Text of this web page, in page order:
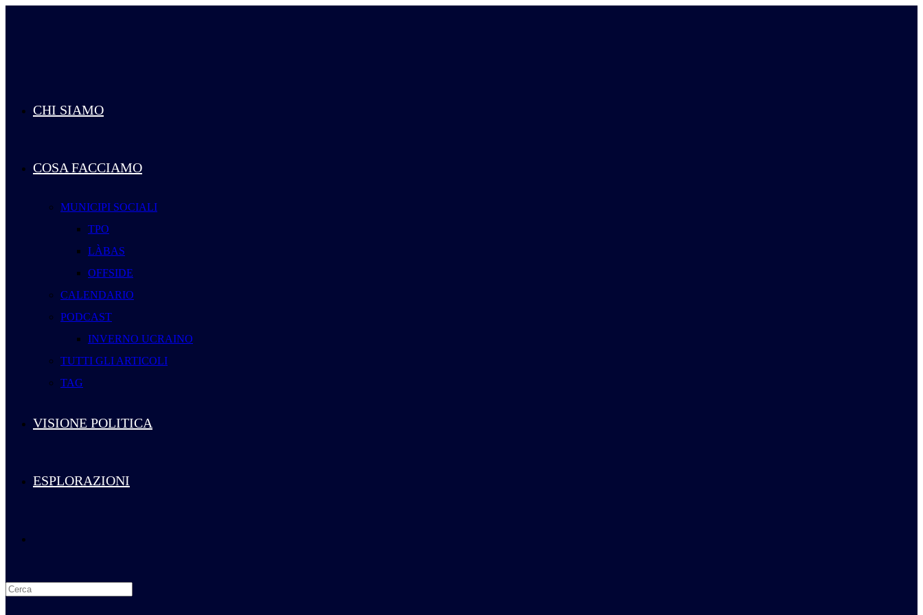
CHI SIAMO
COSA FACCIAMO
MUNICIPI SOCIALI
TPO
LÀBAS
OFFSIDE
CALENDARIO
PODCAST
INVERNO UCRAINO
TUTTI GLI ARTICOLI
TAG
VISIONE POLITICA
ESPLORAZIONI
la